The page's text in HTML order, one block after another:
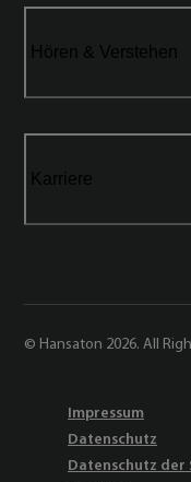
Hören & Verstehen
Karriere
© Hansaton 2026. All
Impressum
Datenschutz
Datenschutz der